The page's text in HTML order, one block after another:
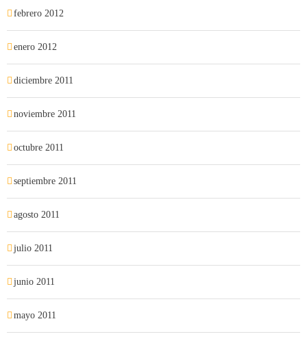
febrero 2012
enero 2012
diciembre 2011
noviembre 2011
octubre 2011
septiembre 2011
agosto 2011
julio 2011
junio 2011
mayo 2011